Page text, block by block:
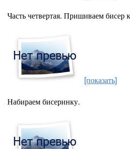
Часть четвертая. Пришиваем бисер
[показать]
Набираем бисеринку.